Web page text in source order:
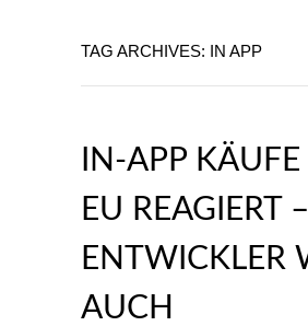
TAG ARCHIVES: IN APP
IN-APP
EU REAGIERT
ENTWICKLER
AUCH